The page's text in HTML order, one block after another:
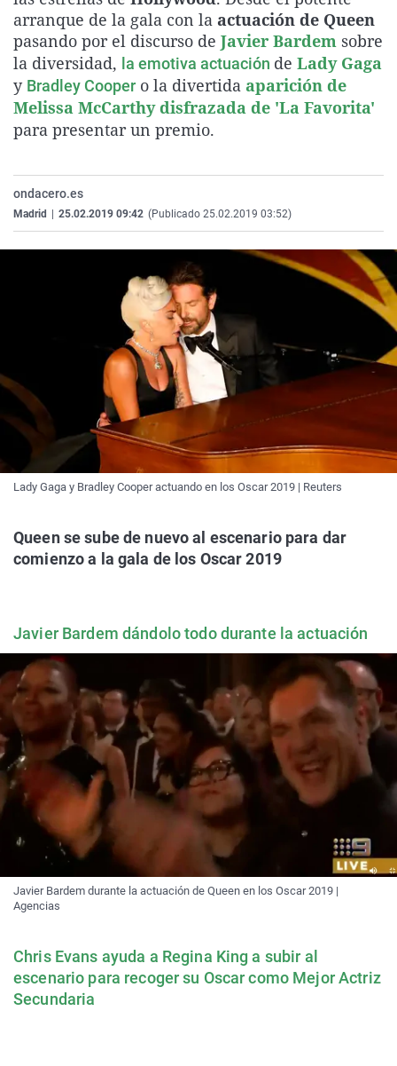
La rosa de los vientos
Gente viajera
Como el perro y el
Caso
Retornados
Equipo de
Operación Viuda
Extremadura
Galicia
La Rioja
Navarra
Virales
Televisión
Elecciones
arranque de la gala con la actuación de Queen
pasando por el discurso de Javier Bardem sobre
la diversidad, la emotiva actuación de Lady Gaga
y Bradley Cooper o la divertida aparición de
Melissa McCarthy disfrazada de 'La Favorita'
para presentar un premio.
ondacero.es
Madrid 25.02.2019 09:42 (Publicado 25.02.2019 03:52)
Lady Gaga y Bradley Cooper actuando en los Oscar 2019 | Reuters
Queen se sube de nuevo al escenario para dar
comienzo a la gala de los Oscar 2019
Javier Bardem dándolo todo durante la actuación
Javier Bardem durante la actuación de Queen en los Oscar 2019 |
Agencias
Chris Evans ayuda a Regina King a subir al
escenario para recoger su Oscar como Mejor Actriz
Secundaria